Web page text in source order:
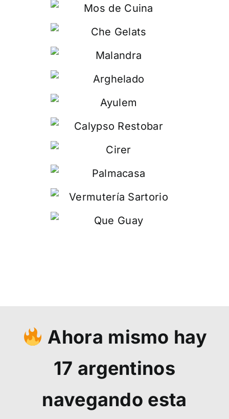
Ahora mismo hay
17 argentinos
navegando esta